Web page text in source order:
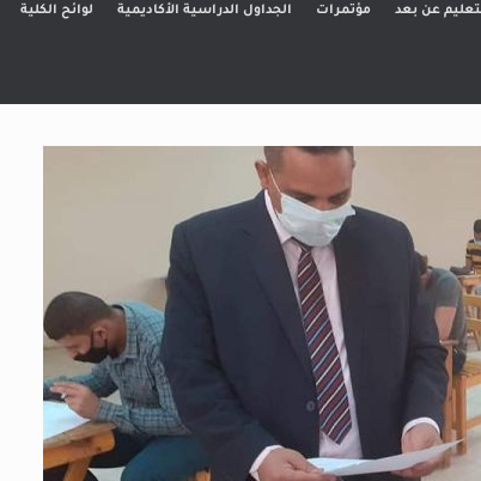
عن بعد مؤتمرات الجداول الدراسية الأكاديمية لوائح الكلية